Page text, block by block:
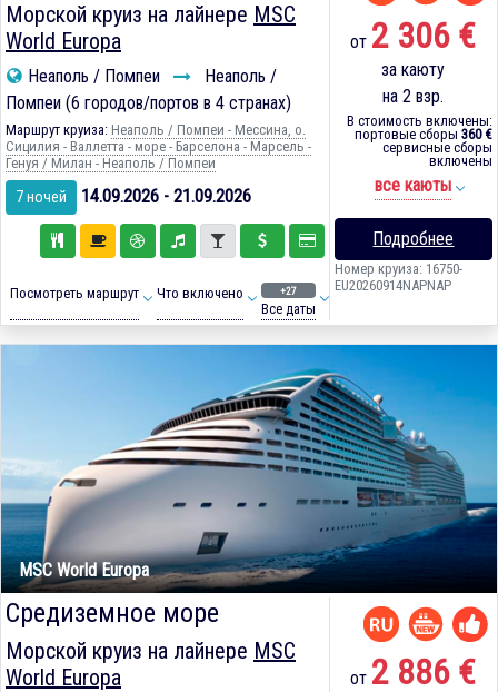
Морской круиз на лайнере MSC
World Europa
Неаполь / Помпеи
Неаполь /
Помпеи (6 городов/портов в 4 странах)
Маршрут круиза: Неаполь / Помпеи - Мессина, о.
Сицилия - Валлетта - море - Барселона - Марсель -
Генуя / Милан - Неаполь / Помпеи
7 ночей 14.09.2026 - 21.09.2026
Посмотреть маршрут Что включено +27
Все даты
от 2 306 €
за каюту
на 2 взр.
В стоимость включены:
портовые сборы 360 €
сервисные сборы
включены
все каюты
Подробнее
Номер круиза: 16750-
EU20260914NAPNAP
MSC World Europa
Средиземное море
Морской круиз на лайнере MSC
World Europa
от 2 886 €